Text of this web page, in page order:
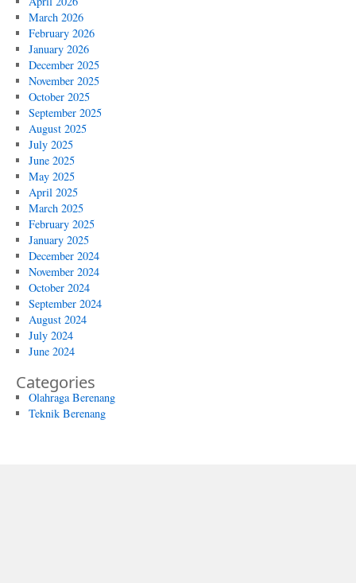
March 2026
February 2026
January 2026
December 2025
November 2025
October 2025
September 2025
August 2025
July 2025
June 2025
May 2025
April 2025
March 2025
February 2025
January 2025
December 2024
November 2024
October 2024
September 2024
August 2024
July 2024
June 2024
Categories
Olahraga Berenang
Teknik Berenang